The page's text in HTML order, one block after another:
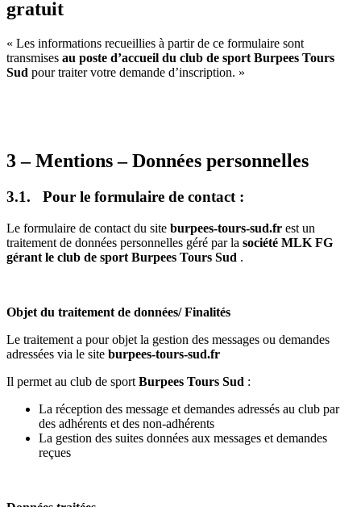
gratuit
« Les informations recueillies à partir de ce formulaire sont
transmises au poste d’accueil du club de sport Burpees Tours
Sud pour traiter votre demande d’inscription. »
3 – Mentions – Données personnelles
3.1. Pour le formulaire de contact :
Le formulaire de contact du site burpees-tours-sud.fr est un
traitement de données personnelles géré par la société MLK FG
gérant le club de sport Burpees Tours Sud .
Objet du traitement de données/ Finalités
Le traitement a pour objet la gestion des messages ou demandes
adressées via le site burpees-tours-sud.fr
Il permet au club de sport Burpees Tours Sud :
La réception des message et demandes adressés au club par
des adhérents et des non-adhérents
La gestion des suites données aux messages et demandes
reçues